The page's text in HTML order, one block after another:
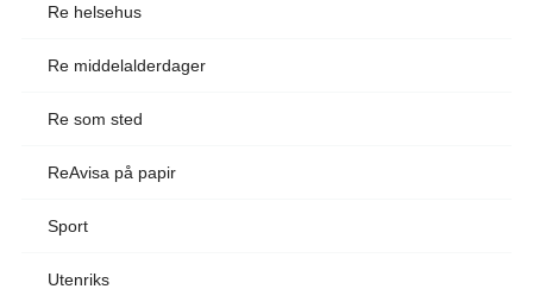
Re helsehus
Re middelalderdager
Re som sted
ReAvisa på papir
Sport
Utenriks